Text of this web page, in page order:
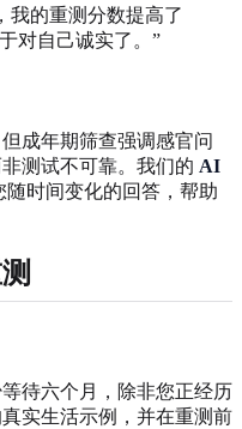
我的重测分数提高了
对自己诚实了。”
成年期筛查强调感官问
测试不可靠。我们的 AI
随时间变化的回答，帮助
待六个月，除非您正经历
实生活示例，并在重测前